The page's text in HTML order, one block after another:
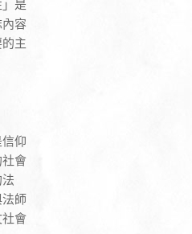
是
容
主
仰
會
師
會